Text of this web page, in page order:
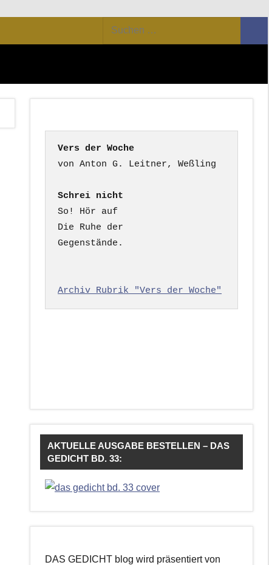
Suchen
Vers der Woche
Schrei nicht
So! Hör auf
Die Ruhe der
Gegenstände.
Archiv Rubrik "Vers der Woche"
AKTUELLE AUSGABE BESTELLEN – DAS
GEDICHT BD. 33:
DAS GEDICHT blog wird präsentiert von